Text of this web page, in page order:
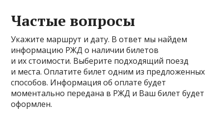
Частые вопросы
Укажите маршрут и дату. В ответ мы найдем
информацию РЖД о наличии билетов
и их стоимости. Выберите подходящий поезд
и места. Оплатите билет одним из предложенных
способов. Информация об оплате будет
моментально передана в РЖД и Ваш билет будет
оформлен.